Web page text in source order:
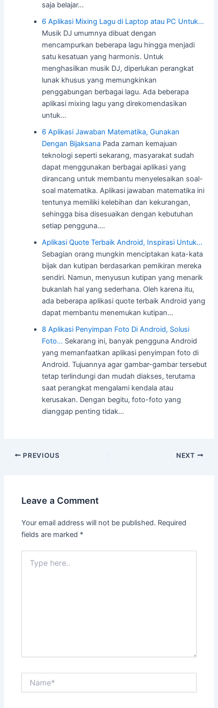
saja belajar…
6 Aplikasi Mixing Lagu di Laptop atau PC Untuk…
Musik DJ umumnya dibuat dengan
mencampurkan beberapa lagu hingga menjadi
satu kesatuan yang harmonis. Untuk
menghasilkan musik DJ, diperlukan perangkat
lunak khusus yang memungkinkan
penggabungan berbagai lagu. Ada beberapa
aplikasi mixing lagu yang direkomendasikan
untuk…
6 Aplikasi Jawaban Matematika, Gunakan
Dengan Bijaksana Pada zaman kemajuan
teknologi seperti sekarang, masyarakat sudah
dapat menggunakan berbagai aplikasi yang
dirancang untuk membantu menyelesaikan soal-
soal matematika. Aplikasi jawaban matematika ini
tentunya memiliki kelebihan dan kekurangan,
sehingga bisa disesuaikan dengan kebutuhan
setiap pengguna.…
Aplikasi Quote Terbaik Android, Inspirasi Untuk…
Sebagian orang mungkin menciptakan kata-kata
bijak dan kutipan berdasarkan pemikiran mereka
sendiri. Namun, menyusun kutipan yang menarik
bukanlah hal yang sederhana. Oleh karena itu,
ada beberapa aplikasi quote terbaik Android yang
dapat membantu menemukan kutipan…
8 Aplikasi Penyimpan Foto Di Android, Solusi
Foto… Sekarang ini, banyak pengguna Android
yang memanfaatkan aplikasi penyimpan foto di
Android. Tujuannya agar gambar-gambar tersebut
tetap terlindungi dan mudah diakses, terutama
saat perangkat mengalami kendala atau
kerusakan. Dengan begitu, foto-foto yang
dianggap penting tidak…
Post
PREVIOUS NEXT
Leave a Comment
Your email address will not be published. Required
fields are marked *
here..